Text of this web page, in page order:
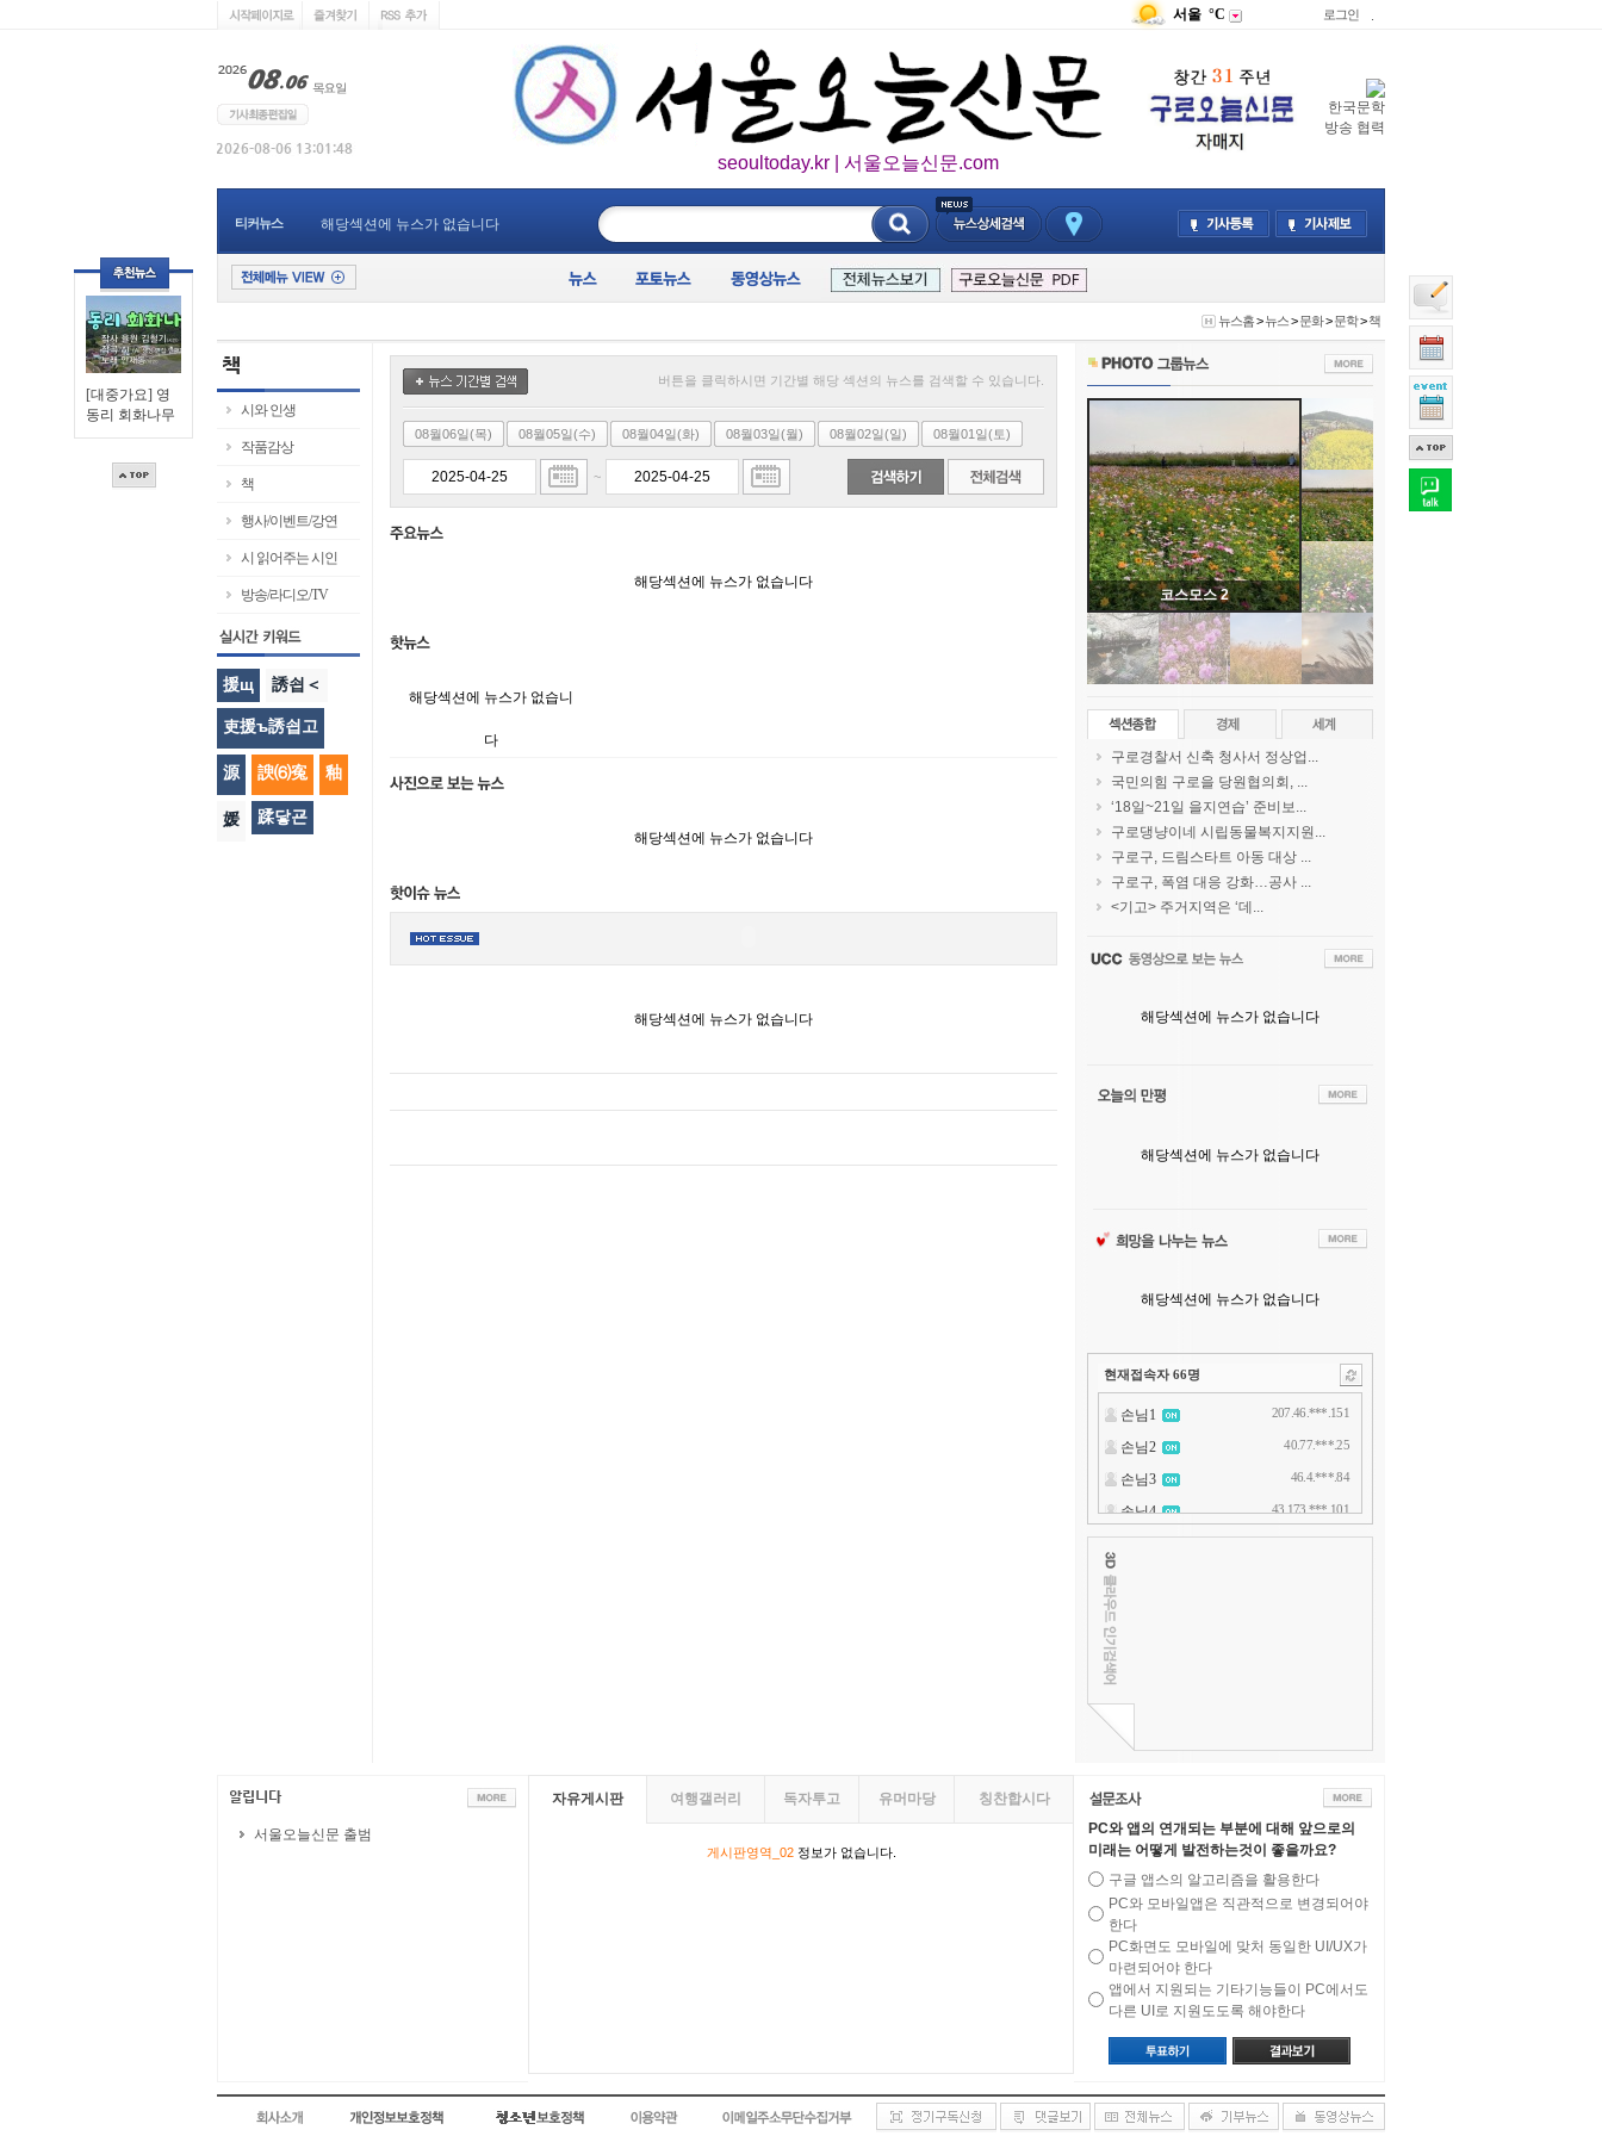
[대중가요] 영
동리 회화나무
서울 °C 로그인
seoultoday.kr | 서울오늘신문.com
한국문학
방송 협력
티커뉴스 해당섹션에 뉴스가 없습니다
뉴스홈>뉴스>문화>문학>책
시와 인생
작품감상
책
행사/이벤트/강연
시 읽어주는 시인
방송/라디오/TV
援щ 誘쇱＜
吏援ъ誘쇱고
源 諛⑹寃 釉
媛 蹂닿굔
버튼을 클릭하시면 기간별 해당 섹션의 뉴스를 검색할 수 있습니다.
08월06일(목) 08월05일(수) 08월04일(화) 08월03일(월) 08월02일(일) 08월01일(토)
~
해당섹션에 뉴스가 없습니다
해당섹션에 뉴스가 없습니
다
해당섹션에 뉴스가 없습니다
해당섹션에 뉴스가 없습니다
코스모스 2
구로경찰서 신축 청사서 정상업...
국민의힘 구로을 당원협의회, ...
‘18일~21일 을지연습’ 준비보...
구로댕냥이네 시립동물복지지원...
구로구, 드림스타트 아동 대상 ...
구로구, 폭염 대응 강화…공사 ...
<기고> 주거지역은 ‘데...
해당섹션에 뉴스가 없습니다
해당섹션에 뉴스가 없습니다
해당섹션에 뉴스가 없습니다
현재접속자 66명
서울오늘신문 출범
자유게시판 여행갤러리 독자투고 유머마당 칭찬합시다
게시판영역_02정보가 없습니다.
PC와 앱의 연개되는 부분에 대해 앞으로의
미래는 어떻게 발전하는것이 좋을까요?
구글 앱스의 알고리즘을 활용한다
PC와 모바일앱은 직관적으로 변경되어야
한다
PC화면도 모바일에 맞처 동일한 UI/UX가
마련되어야 한다
앱에서 지원되는 기타기능들이 PC에서도
다른 UI로 지원도도록 해야한다